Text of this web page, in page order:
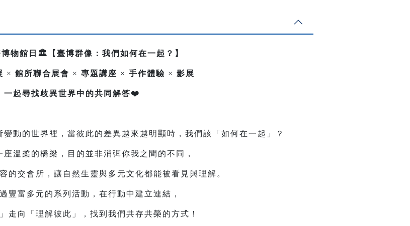
物館日🏛️【臺博群像：我們如何在一起？】
× 館所聯合展會 × 專題講座 × 手作體驗 × 影展
一起尋找歧異世界中的共同解答❤️
動的世界裡，當彼此的差異越來越明顯時，我們該「如何在一起」？
座溫柔的橋梁，目的並非消弭你我之間的不同，
的交會所，讓自然生靈與多元文化都能被看見與理解。
豐富多元的系列活動，在行動中建立連結，
走向「理解彼此」，找到我們共存共榮的方式！